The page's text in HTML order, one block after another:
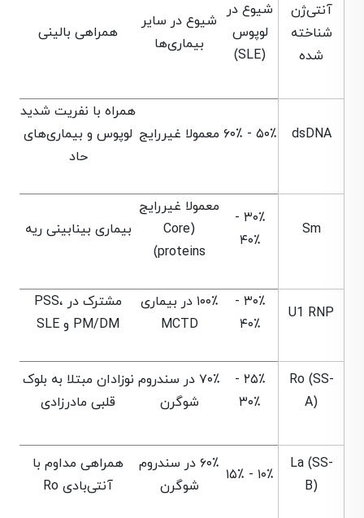
آنتی‌ژن
شناخته
شده
شیوع در
لوپوس
(SLE)
شیوع در سایر
بیماری‌ها
همراهی بالینی
dsDNA ۵۰٪ - ۶۰٪ معمولا غیررایج
همراه با نفریت شدید
لوپوس و بیماری‌های
حاد
Sm
۳۰٪ -
۴۰٪
معمولا غیررایج
(Core
proteins)
بیماری بینابینی ریه
U1 RNP
۳۰٪ -
۴۰٪
۱۰۰٪ در بیماری
MCTD
مشترک در PSS،
PM/DM و SLE
Ro (SS-
A)
۲۵٪ -
۳۰٪
۷۰٪ در سندروم
شوگرن
نوزادان مبتلا به بلوک
قلبی مادرزادی
La (SS-
B)
۱۰٪ - ۱۵٪
۶۰٪ در سندروم
شوگرن
همراهی مداوم با
آنتی‌بادی Ro